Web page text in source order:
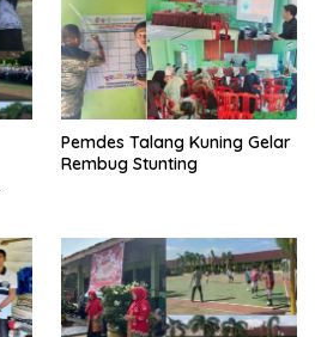
Pemdes Talang Kuning Gelar
Rembug Stunting